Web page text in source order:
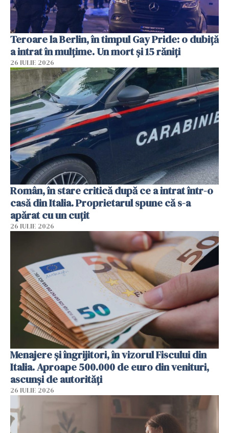
Teroare la Berlin, în timpul Gay Pride: o dubiță
a intrat în mulțime. Un mort și 15 răniți
26 IULIE 2026
Român, în stare critică după ce a intrat într-o
casă din Italia. Proprietarul spune că s-a
apărat cu un cuțit
26 IULIE 2026
Menajere și îngrijitori, în vizorul Fiscului din
Italia. Aproape 500.000 de euro din venituri,
ascunși de autorități
26 IULIE 2026